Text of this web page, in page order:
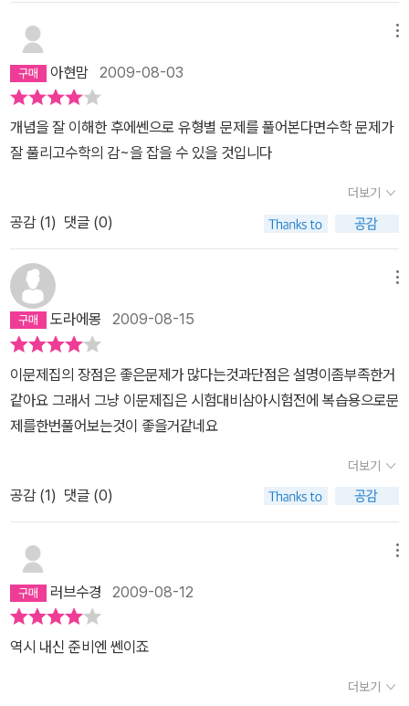
아현맘 2009-08-03
개념을 잘 이해한 후에쎈으로 유형별 문제를 풀어본다면수학 문제가
잘 풀리고수학의 감~을 잡을 수 있을 것입니다
더보기
공감 (1) 댓글 (0)
도라에몽 2009-08-15
이문제집의 장점은 좋은문제가 많다는것과단점은 설명이좀부족한거
같아요 그래서 그냥 이문제집은 시험대비삼아시험전에 복습용으로문
제를한번풀어보는것이 좋을거같네요
더보기
공감 (1) 댓글 (0)
러브수경 2009-08-12
역시 내신 준비엔 쎈이죠
더보기